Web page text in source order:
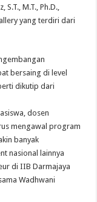
M.T., Ph.D.,
yang terdiri dari
bersaing di level
dikutip dari
dosen
mengawal program
banyak
nasional lainnya
di IIB Darmajaya
Wadhwani